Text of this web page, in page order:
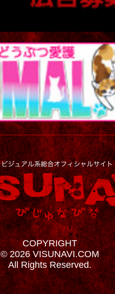
COPYRIGHT
© 2026 VISUNAVI.COM
All Rights Reserved.